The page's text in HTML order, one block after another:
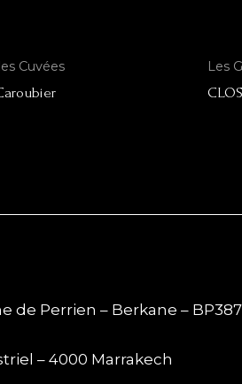
Cuvées Les
de Perrien – Berkane –
– 4000 Marrakech